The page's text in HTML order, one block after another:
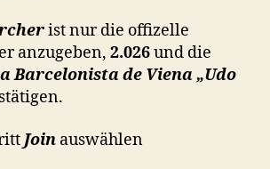
ist nur die offizelle
anzugeben, 2.026und die
Barcelonista de Viena „Udo
Join auswählen